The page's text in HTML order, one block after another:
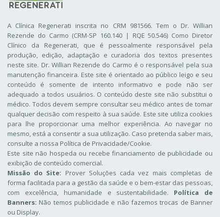
A Clínica Regenerati inscrita no CRM 981566. Tem o Dr. Willian
Rezende do Carmo (CRM-SP 160.140 | RQE 50.546) Como Diretor
Clínico da Regenerati, que é pessoalmente responsável pela
produção, edição, adaptação e curadoria dos textos presentes
neste site. Dr. Willian Rezende do Carmo é o responsável pela sua
manutenção financeira. Este site é orientado ao público leigo e seu
conteúdo é somente de intento informativo e pode não ser
adequado a todos usuários. O conteúdo deste site não substitui o
médico. Todos devem sempre consultar seu médico antes de tomar
qualquer decisão com respeito à sua saúde. Este site utiliza cookies
para lhe proporcionar uma melhor experiência. Ao navegar no
mesmo, está a consentir a sua utilização. Caso pretenda saber mais,
consulte a nossa Política de Privacidade/Cookie.
Este site não hospeda ou recebe financiamento de publicidade ou
exibição de conteúdo comercial.
Missão do Site: Prover Soluções cada vez mais completas de
forma facilitada para a gestão da saúde e o bem-estar das pessoas,
com excelência, humanidade e sustentabilidade. Política de
Banners: Não temos publicidade e não fazemos trocas de Banner
ou Display.